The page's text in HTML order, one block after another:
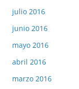
julio 2016
junio 2016
mayo 2016
abril 2016
marzo 2016